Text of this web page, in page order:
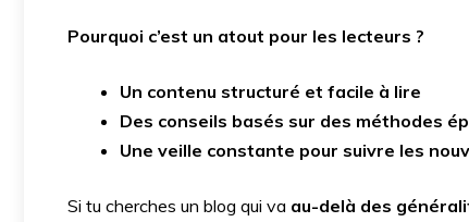
Pourquoi c’est un atout pour les lecteurs ?
Un contenu structuré et facile à lire
Des conseils basés sur des méthodes
Une veille constante pour suivre les
Si tu cherches un blog qui va au-delà des